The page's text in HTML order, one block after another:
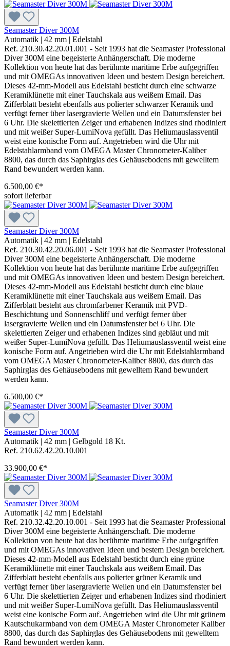
Seamaster Diver 300M
Automatik | 42 mm | Edelstahl
Ref. 210.30.42.20.01.001 - Seit 1993 hat die Seamaster Professional
Diver 300M eine begeisterte Anhängerschaft. Die moderne
Kollektion von heute hat das berühmte maritime Erbe aufgegriffen
und mit OMEGAs innovativen Ideen und bestem Design bereichert.
Dieses 42-mm-Modell aus Edelstahl besticht durch eine schwarze
Keramiklünette mit einer Tauchskala aus weißem Email. Das
Zifferblatt besteht ebenfalls aus polierter schwarzer Keramik und
verfügt ferner über lasergravierte Wellen und ein Datumsfenster bei
6 Uhr. Die skelettierten Zeiger und erhabenen Indizes sind rhodiniert
und mit weißer Super-LumiNova gefüllt. Das Heliumauslassventil
weist eine konische Form auf. Angetrieben wird die Uhr mit
Edelstahlarmband vom OMEGA Master Chronometer-Kaliber
8800, das durch das Saphirglas des Gehäusebodens mit gewelltem
Rand bewundert werden kann.
6.500,00 €*
sofort lieferbar
Seamaster Diver 300M
Automatik | 42 mm | Edelstahl
Ref. 210.30.42.20.06.001 - Seit 1993 hat die Seamaster Professional
Diver 300M eine begeisterte Anhängerschaft. Die moderne
Kollektion von heute hat das berühmte maritime Erbe aufgegriffen
und mit OMEGAs innovativen Ideen und bestem Design bereichert.
Dieses 42-mm-Modell aus Edelstahl besticht durch eine blaue
Keramiklünette mit einer Tauchskala aus weißem Email. Das
Zifferblatt besteht aus chromfarbener Keramik mit PVD-
Beschichtung und Sonnenschliff und verfügt ferner über
lasergravierte Wellen und ein Datumsfenster bei 6 Uhr. Die
skelettierten Zeiger und erhabenen Indizes sind gebläut und mit
weißer Super-LumiNova gefüllt. Das Heliumauslassventil weist eine
konische Form auf. Angetrieben wird die Uhr mit Edelstahlarmband
vom OMEGA Master Chronometer-Kaliber 8800, das durch das
Saphirglas des Gehäusebodens mit gewelltem Rand bewundert
werden kann.
6.500,00 €*
Seamaster Diver 300M
Automatik | 42 mm | Gelbgold 18 Kt.
Ref. 210.62.42.20.10.001
33.900,00 €*
Seamaster Diver 300M
Automatik | 42 mm | Edelstahl
Ref. 210.32.42.20.10.001 - Seit 1993 hat die Seamaster Professional
Diver 300M eine begeisterte Anhängerschaft. Die moderne
Kollektion von heute hat das berühmte maritime Erbe aufgegriffen
und mit OMEGAs innovativen Ideen und bestem Design bereichert.
Dieses 42-mm-Modell aus Edelstahl besticht durch eine grüne
Keramiklünette mit einer Tauchskala aus weißem Email. Das
Zifferblatt besteht ebenfalls aus polierter grüner Keramik und
verfügt ferner über lasergravierte Wellen und ein Datumsfenster bei
6 Uhr. Die skelettierten Zeiger und erhabenen Indizes sind rhodiniert
und mit weißer Super-LumiNova gefüllt. Das Heliumauslassventil
weist eine konische Form auf. Angetrieben wird die Uhr mit grünem
Kautschukarmband von dem OMEGA Master Chronometer Kaliber
8800, das durch das Saphirglas des Gehäusebodens mit gewelltem
Rand bewundert werden kann.